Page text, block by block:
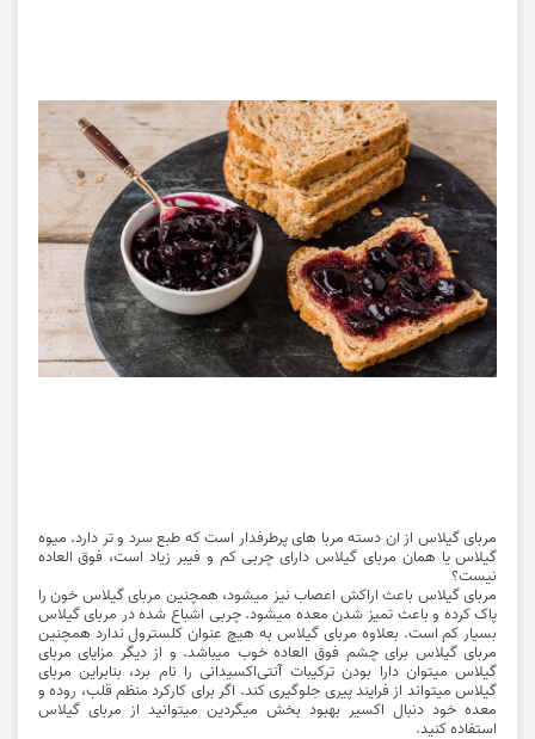
مربای گیلاس از ان دسته مربا های پرطرفدار است که طبع سرد و تر دارد. میوه
گیلاس یا همان مربای گیلاس دارای چربی کم و فیبر زیاد است، فوق العاده
نیست؟
مربای گیلاس باعث اراکش اعصاب نیز میشود، همچنین مربای گیلاس خون را
پاک کرده و باعث تمیز شدن معده میشود. چربی اشباع شده در مربای گیلاس
بسیار کم است. بعلاوه مربای گیلاس به هیچ عنوان کلسترول ندارد همچنین
مربای گیلاس براى چشم فوق العاده خوب میباشد. و از دیگر مزایای مربای
گیلاس میتوان دارا بودن ترکیبات آنتی‌اکسیدانی را نام برد، بنابراین مربای
گیلاس میتواند از فرایند پیری جلوگیری کند. اگر برای کارکرد منظم قلب، روده و
معده خود دنبال اکسیر بهبود بخش میگردین میتوانید از مربای گیلاس
استفاده کنید.